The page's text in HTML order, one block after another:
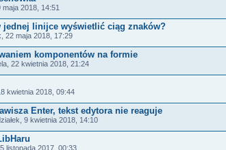
2018, 14:51
jednej linijce wyświetlić ciąg znaków?
22 maja 2018, 17:29
komponentów na formie
22 kwietnia 2018, 21:24
kwietnia 2018, 09:44
Enter, tekst edytora nie reaguje
9 kwietnia 2018, 14:10
listopada 2017, 00:33